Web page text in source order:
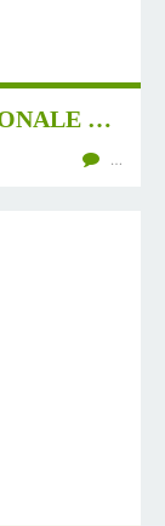
PÉTITION ASSEMBLÉE NATIONALE CONTRE LA LOI DUPLOMP
…